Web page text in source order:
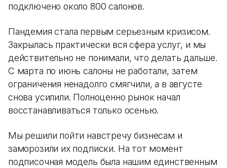
подключено около 800 салонов.
Пандемия стала первым серьезным кризисом.
Закрылась практически вся сфера услуг, и мы
действительно не понимали, что делать дальше.
С марта по июнь салоны не работали, затем
ограничения ненадолго смягчили, а в августе
снова усилили. Полноценно рынок начал
восстанавливаться только осенью.
Мы решили пойти навстречу бизнесам и
заморозили их подписки. На тот момент
подписочная модель была нашим единственным